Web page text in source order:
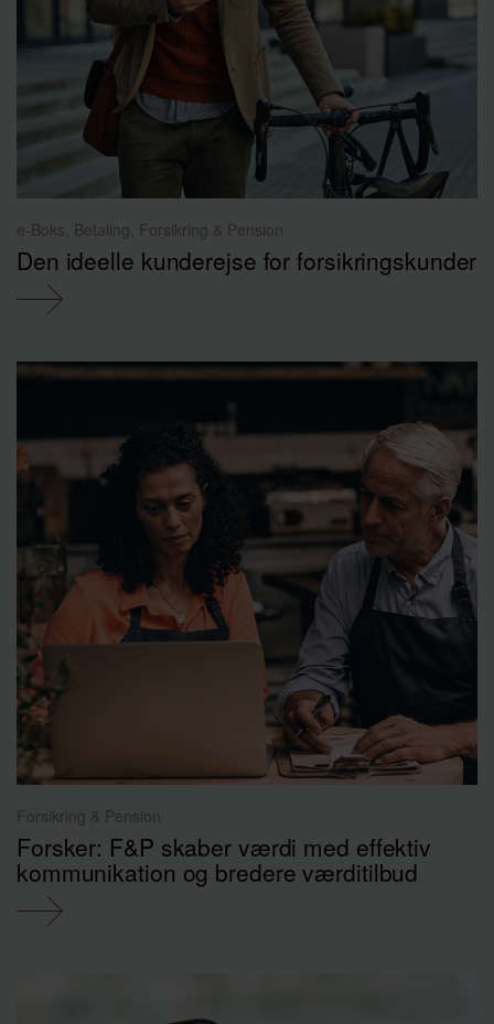
e-Boks, Betaling, Forsikring & Pension
Den ideelle kunderejse for forsikringskunder
Forsikring & Pension
Forsker: F&P skaber værdi med effektiv
kommunikation og bredere værditilbud